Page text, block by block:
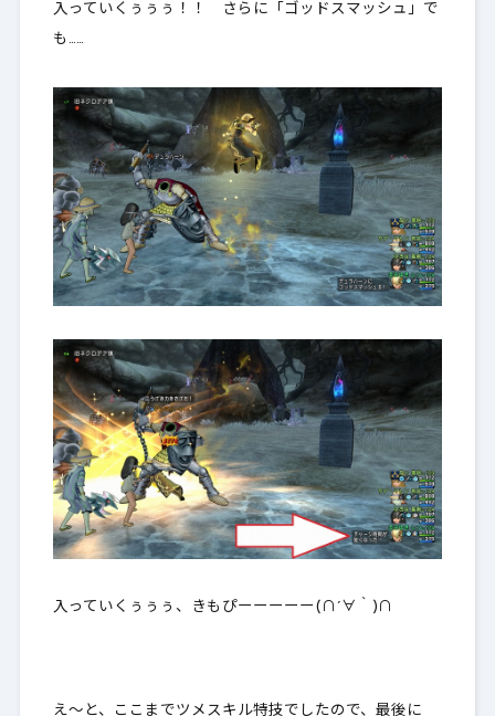
入っていくぅぅぅ！！ さらに「ゴッドスマッシュ」で
も……
入っていくぅぅぅ、きもぴーーーーー(∩´∀｀)∩
え～と、ここまでツメスキル特技でしたので、最後に